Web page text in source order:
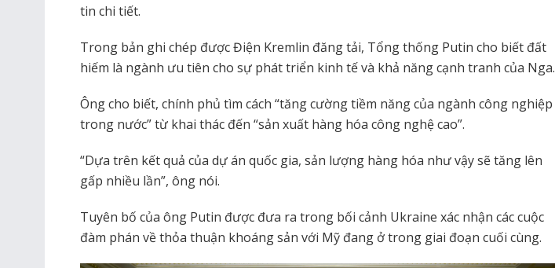
tin chi tiết.
Trong bản ghi chép được Điện Kremlin đăng tải, Tổng thống Putin cho biết đất
hiếm là ngành ưu tiên cho sự phát triển kinh tế và khả năng cạnh tranh của Nga.
Ông cho biết, chính phủ tìm cách “tăng cường tiềm năng của ngành công nghiệp
trong nước” từ khai thác đến “sản xuất hàng hóa công nghệ cao”.
“Dựa trên kết quả của dự án quốc gia, sản lượng hàng hóa như vậy sẽ tăng lên
gấp nhiều lần”, ông nói.
Tuyên bố của ông Putin được đưa ra trong bối cảnh Ukraine xác nhận các cuộc
đàm phán về thỏa thuận khoáng sản với Mỹ đang ở trong giai đoạn cuối cùng.